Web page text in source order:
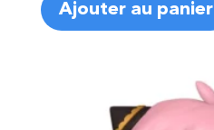
Ajouter au panier